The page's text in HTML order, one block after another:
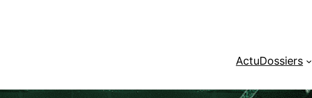
ActuDossiers